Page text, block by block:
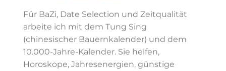
Für BaZi, Date Selection und Zeitqualität
arbeite ich mit dem Tung Sing
(chinesischer Bauernkalender) und dem
10.000-Jahre-Kalender. Sie helfen,
Horoskope, Jahresenergien, günstige